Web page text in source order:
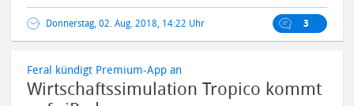
Donnerstag, 02. Aug. 2018, 14:22 Uhr 3
Feral kündigt Premium-App an
Wirtschaftssimulation Tropico kommt